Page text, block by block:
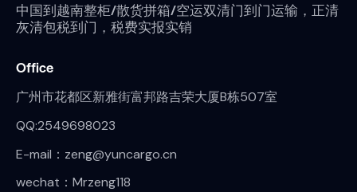
中国到越南整柜/散货拼箱/空运双清门到门运输，正清
灰清包税到门，税费实报实销
Office
广州市花都区新雅街富邦路吉荣大厦B栋507室
QQ:2549698023
E-mail：zeng@yuncargo.cn
wechat：Mrzeng118